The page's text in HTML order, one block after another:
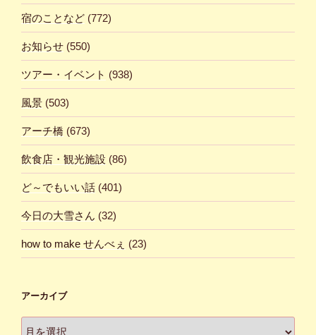
宿のことなど (772)
お知らせ (550)
ツアー・イベント (938)
風景 (503)
アーチ橋 (673)
飲食店・観光施設 (86)
ど～でもいい話 (401)
今日の大雪さん (32)
how to make せんべぇ (23)
アーカイブ